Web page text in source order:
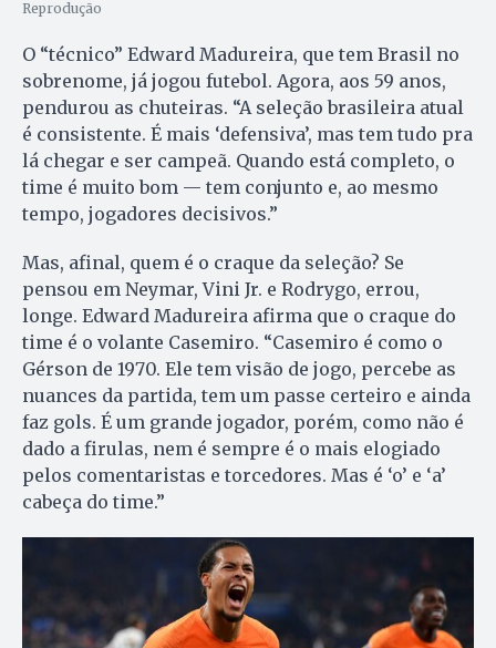
Reprodução
O “técnico” Edward Madureira, que tem Brasil no
sobrenome, já jogou futebol. Agora, aos 59 anos,
pendurou as chuteiras. “A seleção brasileira atual
é consistente. É mais ‘defensiva’, mas tem tudo pra
lá chegar e ser campeã. Quando está completo, o
time é muito bom — tem conjunto e, ao mesmo
tempo, jogadores decisivos.”
Mas, afinal, quem é o craque da seleção? Se
pensou em Neymar, Vini Jr. e Rodrygo, errou,
longe. Edward Madureira afirma que o craque do
time é o volante Casemiro. “Casemiro é como o
Gérson de 1970. Ele tem visão de jogo, percebe as
nuances da partida, tem um passe certeiro e ainda
faz gols. É um grande jogador, porém, como não é
dado a firulas, nem é sempre é o mais elogiado
pelos comentaristas e torcedores. Mas é ‘o’ e ‘a’
cabeça do time.”